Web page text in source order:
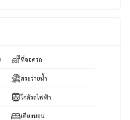
ที่จอดรถ
สระว่ายน้ำ
ใกล้รถไฟฟ้า
เตียงนอน